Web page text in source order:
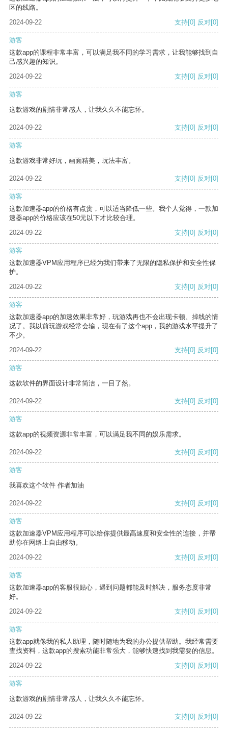
区的线路。
2024-09-22
支持[0] 反对[0]
游客
这款app的课程非常丰富，可以满足我不同的学习需求，让我能够找到自
己感兴趣的知识。
2024-09-22
支持[0] 反对[0]
游客
这款游戏的剧情非常感人，让我久久不能忘怀。
2024-09-22 支持[0] 反对[0]
游客
这款游戏非常好玩，画面精美，玩法丰富。
2024-09-22 支持[0] 反对[0]
游客
这款加速器app的价格有点贵，可以适当降低一些。我个人觉得，一款加
速器app的价格应该在50元以下才比较合理。
2024-09-22
支持[0] 反对[0]
游客
这款加速器VPM应用程序已经为我们带来了无限的隐私保护和安全性保
护。
2024-09-22
支持[0] 反对[0]
游客
这款加速器app的加速效果非常好，玩游戏再也不会出现卡顿、掉线的情
况了。我以前玩游戏经常会输，现在有了这个app，我的游戏水平提升了
不少。
2024-09-22
支持[0] 反对[0]
游客
这款软件的界面设计非常简洁，一目了然。
2024-09-22 支持[0] 反对[0]
游客
这款app的视频资源非常丰富，可以满足我不同的娱乐需求。
2024-09-22 支持[0] 反对[0]
游客
我喜欢这个软件 作者加油
2024-09-22 支持[0] 反对[0]
游客
这款加速器VPM应用程序可以给你提供最高速度和安全性的连接，并帮
助你在网络上自由移动。
2024-09-22
支持[0] 反对[0]
游客
这款加速器app的客服很贴心，遇到问题都能及时解决，服务态度非常
好。
2024-09-22
支持[0] 反对[0]
游客
这款app就像我的私人助理，随时随地为我的办公提供帮助。我经常需要
查找资料，这款app的搜索功能非常强大，能够快速找到我需要的信息。
2024-09-22
支持[0] 反对[0]
游客
这款游戏的剧情非常感人，让我久久不能忘怀。
2024-09-22 支持[0] 反对[0]